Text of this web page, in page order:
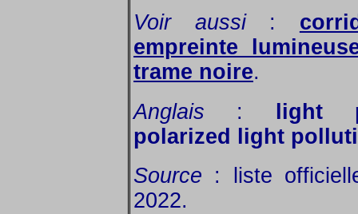
Voir aussi:
empreinte
trame noire.
Anglais :
light
polarized light
Source : liste
2022.